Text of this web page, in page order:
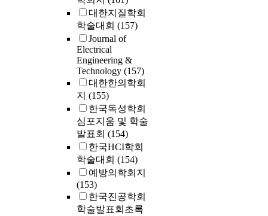
대한지질학회
학술대회 (157)
Journal of
Electrical
Engineering &
Technology (157)
대한한의학회
지 (155)
한국독성학회
심포지움 및 학술
발표회 (154)
한국HCI학회
학술대회 (154)
예방의학회지
(153)
한국진공학회
학술발표회초록